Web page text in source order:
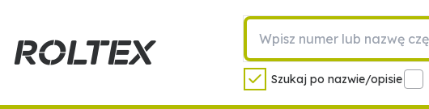
Szukaj po nazwie/opisie